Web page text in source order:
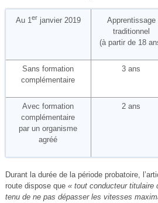
Au 1er janvier 2019
Apprentissage
traditionnel
(à partir de 18
Sans formation
complémentaire
3 ans
Avec formation
complémentaire
par un organisme
agréé
2 ans
Durant la durée de la période probatoire,
route dispose que « tout conducteur titulaire
tenu de ne pas dépasser les vitesses